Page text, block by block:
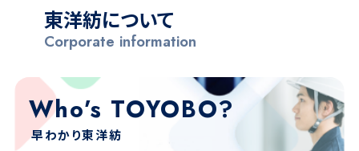
東洋紡について
Corporate information
Who’s TOYOBO?
⁩⁩早わかり東洋紡